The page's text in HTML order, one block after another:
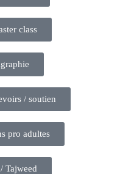
class
/ soutien
pro adultes
Tajweed